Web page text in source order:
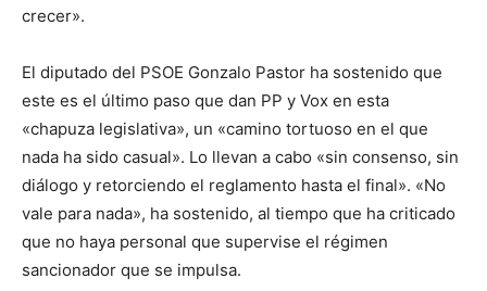
crecer».
El diputado del PSOE Gonzalo Pastor ha sostenido que
este es el último paso que dan PP y Vox en esta
«chapuza legislativa», un «camino tortuoso en el que
nada ha sido casual». Lo llevan a cabo «sin consenso, sin
diálogo y retorciendo el reglamento hasta el final». «No
vale para nada», ha sostenido, al tiempo que ha criticado
que no haya personal que supervise el régimen
sancionador que se impulsa.